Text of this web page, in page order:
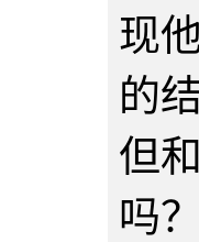
现
的
但
吗？